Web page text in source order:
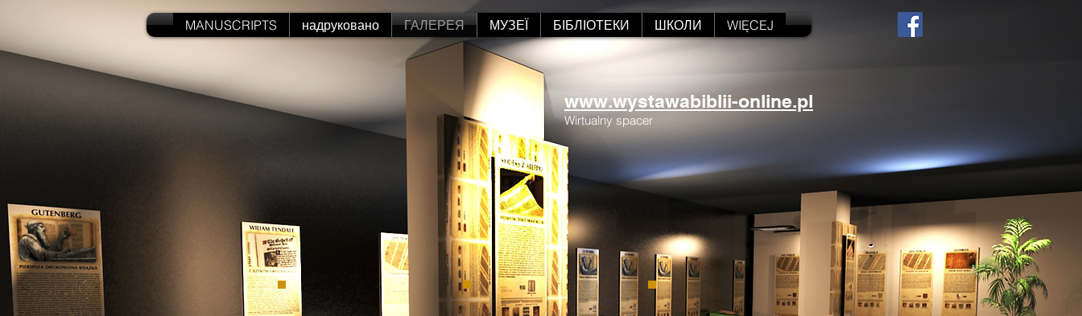
www.wystawabiblii-online.pl
Wirtualny spacer
MANUSCRIPTS надруковано ГАЛЕРЕЯ МУЗЕЇ БІБЛІОТЕКИ ШКОЛИ WIĘCEJ